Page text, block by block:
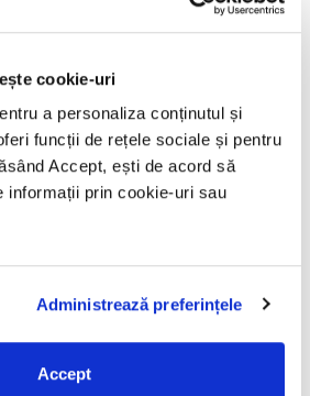
cookie-uri
a personaliza conținutul și
funcții de rețele sociale și pentru
Accept, ești de acord să
informații prin cookie-uri sau
Administrează preferințele
Accept
un magazin online specializat în
exclusiv în format digital prin email.
operat de LICENTEDIGITALE SRL
2020
România